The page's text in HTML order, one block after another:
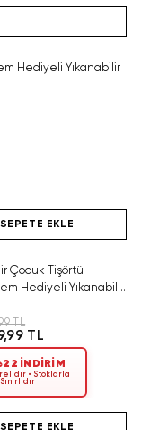
Hediyeli Yıkanabilir
SEPETE EKLE
Çocuk Tişörtü –
Hediyeli Yıkanabilir
TL
TL
İNDİRİM
• Stoklarla
Sınırlıdır
SEPETE EKLE